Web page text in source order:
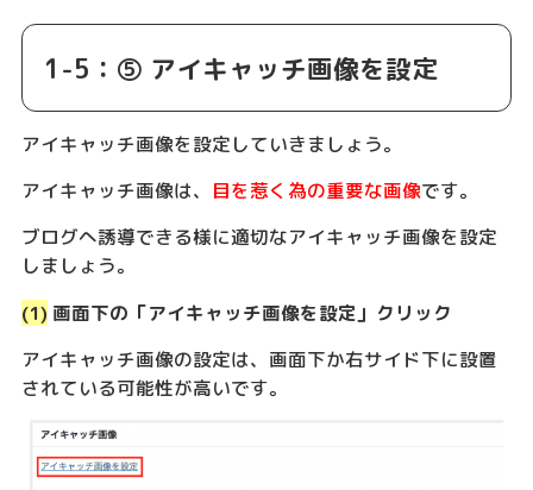
1-5：⑤ アイキャッチ画像を設定
アイキャッチ画像を設定していきましょう。
アイキャッチ画像は、 目を惹く為の重要な画像です。
ブログへ誘導できる様に適切なアイキャッチ画像を設定
しましょう。
(1) 画面下の「アイキャッチ画像を設定」クリック
アイキャッチ画像の設定は、画面下か右サイド下に設置
されている可能性が高いです。